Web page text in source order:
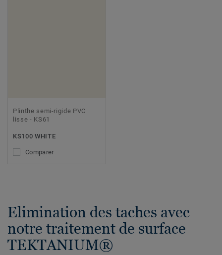
Plinthe semi-rigide PVC
lisse - KS61
KS100 WHITE
Comparer
Elimination des taches avec
notre traitement de surface
TEKTANIUM®